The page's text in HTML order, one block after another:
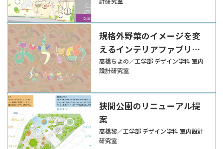
規格外野菜のイメージを変
えるインテリアファブリッ
ク
高橋ちよの／工学部 デザイン学科 室内
設計研究室
狭間公園のリニューアル提
案
高橋黎／工学部 デザイン学科 室内設計
研究室